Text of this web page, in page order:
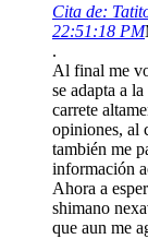
Cita de:
22:51:18 PM
.
Al final me
se adapta a
carrete
opiniones, al
también me
información
Ahora a
shimano
que aun me